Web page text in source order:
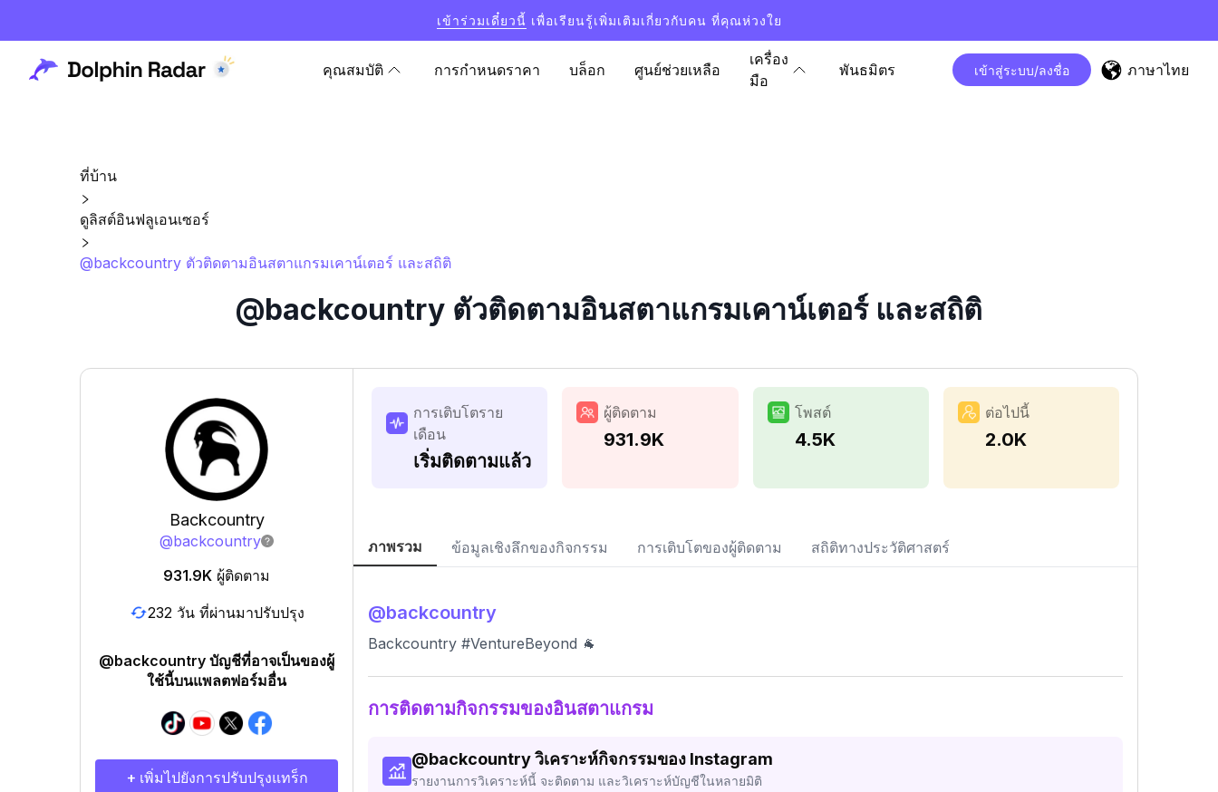
เข้าร่วมเดี๋ยวนี้ เพื่อเรียนรู้เพิ่มเติมเกี่ยวกับคน ที่คุณห่วงใย
คุณสมบัติ การกำหนดราคา บล็อก ศูนย์ช่วยเหลือ
เครื่อง
มือ
พันธมิตร เข้าสู่ระบบ/ลงชื่อ ภาษาไทย
ที่บ้าน
ดูลิสต์อินฟลูเอนเซอร์
@backcountry ตัวติดตามอินสตาแกรมเคาน์เตอร์ และสถิติ
@backcountry ตัวติดตามอินสตาแกรมเคาน์เตอร์ และสถิติ
Backcountry
@backcountry
931.9K ผู้ติดตาม
232 วัน ที่ผ่านมาปรับปรุง
@backcountry บัญชีที่อาจเป็นของผู้
ใช้นี้บนแพลตฟอร์มอื่น
+ เพิ่มไปยังการปรับปรุงแทร็ก
การเติบโตราย
เดือน
เริ่มติดตามแล้ว
ผู้ติดตาม
931.9K
โพสต์
4.5K
ต่อไปนี้
2.0K
ภาพรวม ข้อมูลเชิงลึกของกิจกรรม การเติบโตของผู้ติดตาม สถิติทางประวัติศาสตร์
@backcountry
Backcountry #VentureBeyond 🐐
การติดตามกิจกรรมของอินสตาแกรม
@backcountryวิเคราะห์กิจกรรมของ Instagram
รายงานการวิเคราะห์นี้ จะติดตาม และวิเคราะห์บัญชีในหลายมิติ